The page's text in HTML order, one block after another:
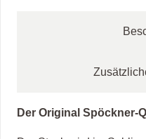
Der Original Spöckner-